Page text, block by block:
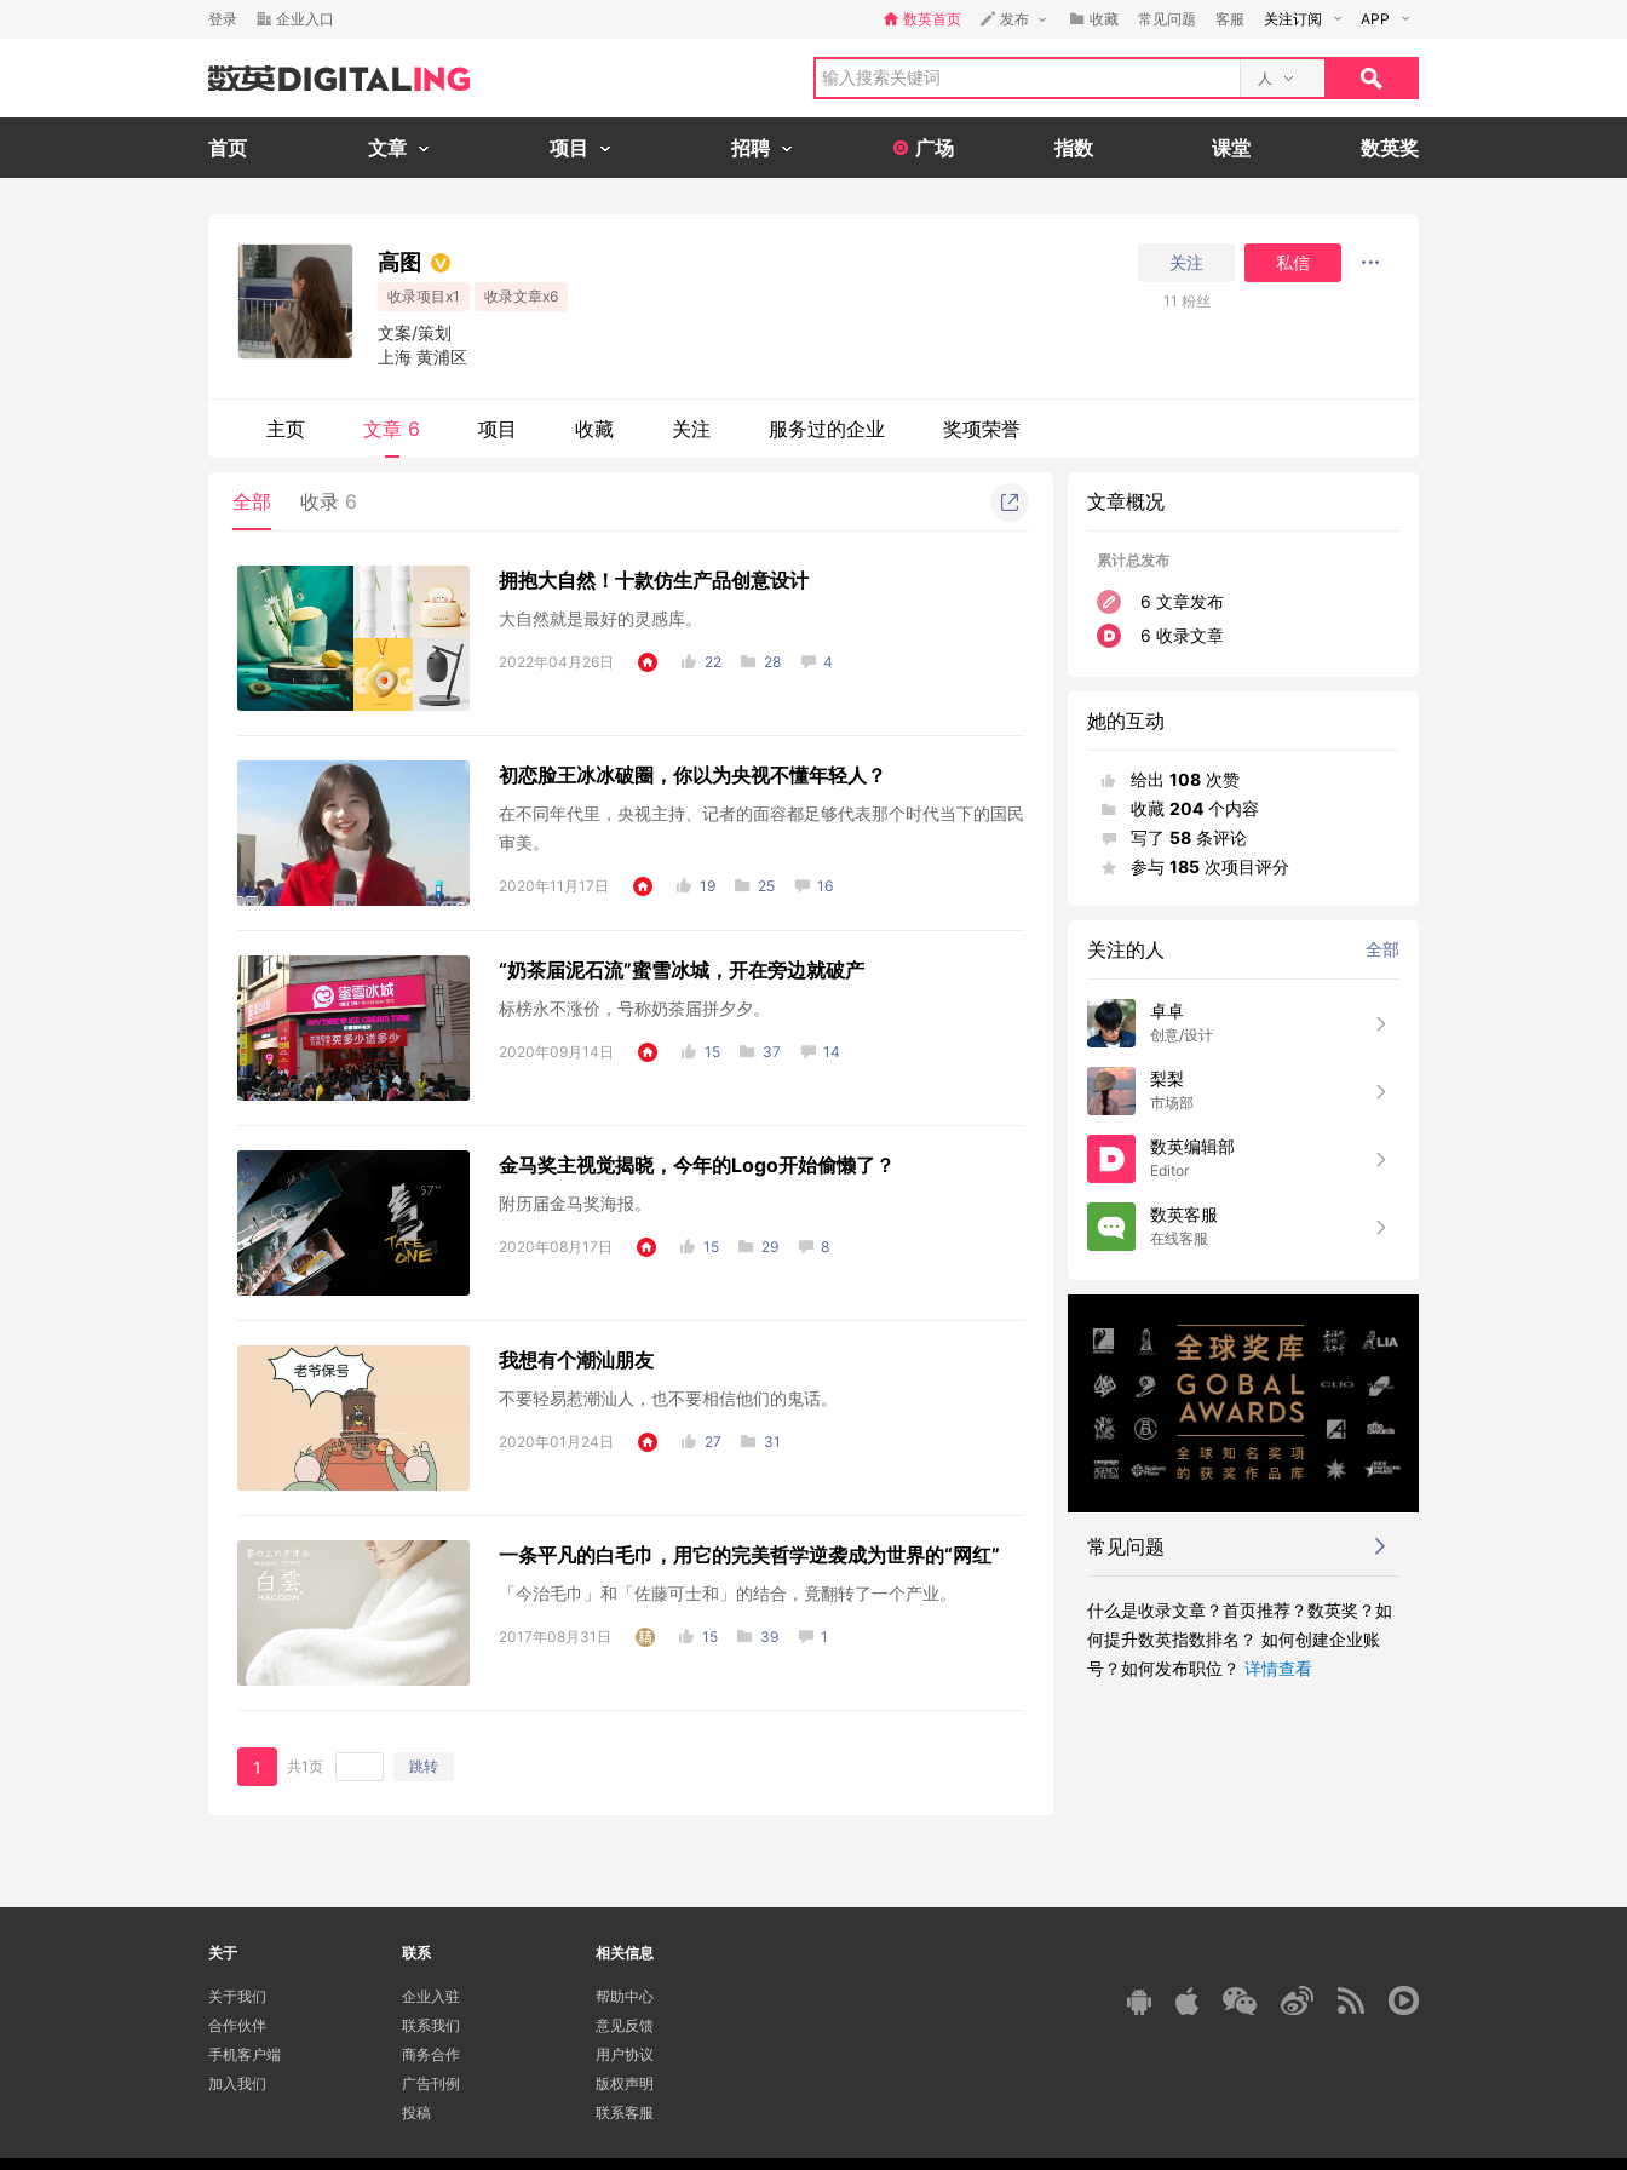
登录 企业入口 数英首页 发布 收藏 常见问题 客服 关注订阅 APP
人
首页 文章 项目 招聘 广场 指数 课堂 数英奖
高图
收录项目x1 收录文章x6
文案/策划
上海 黄浦区
关注 私信
11 粉丝
主页 文章 6 项目 收藏 关注 服务过的企业 奖项荣誉
全部 收录 6
拥抱大自然！十款仿生产品创意设计
大自然就是最好的灵感库。
2022年04月26日 22 28 4
初恋脸王冰冰破圈，你以为央视不懂年轻人？
在不同年代里，央视主持、记者的面容都足够代表那个时代当下的国民
审美。
2020年11月17日 19 25 16
“奶茶届泥石流”蜜雪冰城，开在旁边就破产
标榜永不涨价，号称奶茶届拼夕夕。
2020年09月14日 15 37 14
金马奖主视觉揭晓，今年的Logo开始偷懒了？
附历届金马奖海报。
2020年08月17日 15 29 8
我想有个潮汕朋友
不要轻易惹潮汕人，也不要相信他们的鬼话。
2020年01月24日 27 31
一条平凡的白毛巾，用它的完美哲学逆袭成为世界的“网红”
「今治毛巾」和「佐藤可士和」的结合，竟翻转了一个产业。
2017年08月31日 15 39 1
1 共1页 跳转
文章概况
累计总发布
6 文章发布
6 收录文章
她的互动
给出 108 次赞
收藏 204 个内容
写了 58 条评论
参与 185 次项目评分
关注的人 全部
卓卓
创意/设计
梨梨
市场部
数英编辑部
Editor
数英客服
在线客服
常见问题
什么是收录文章？首页推荐？数英奖？如
何提升数英指数排名？ 如何创建企业账
号？如何发布职位？ 详情查看
关于
关于我们
合作伙伴
手机客户端
加入我们
联系
企业入驻
联系我们
商务合作
广告刊例
投稿
相关信息
帮助中心
意见反馈
用户协议
版权声明
联系客服